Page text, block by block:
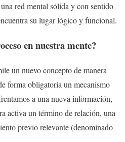
red mental sólida y con sentido
su lugar lógico y funcional.
en nuestra mente?
un nuevo concepto de manera
forma obligatoria un mecanismo
a una nueva información,
activa un término de relación, una
previo relevante (denominado